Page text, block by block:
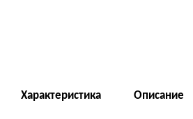
Характеристика Описание